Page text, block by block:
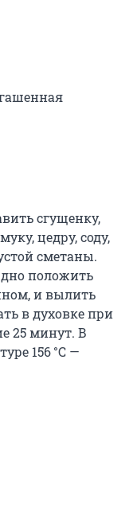
гашенная
сгущенку,
цедру, соду,
сметаны.
положить
и вылить
в духовке при
25 минут. В
156 °C —